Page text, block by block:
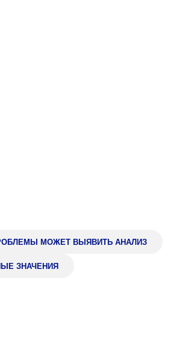
399000, г.
МОЖЕТ ВЫЯВИТЬ АНАЛИЗ
ЗНАЧЕНИЯ